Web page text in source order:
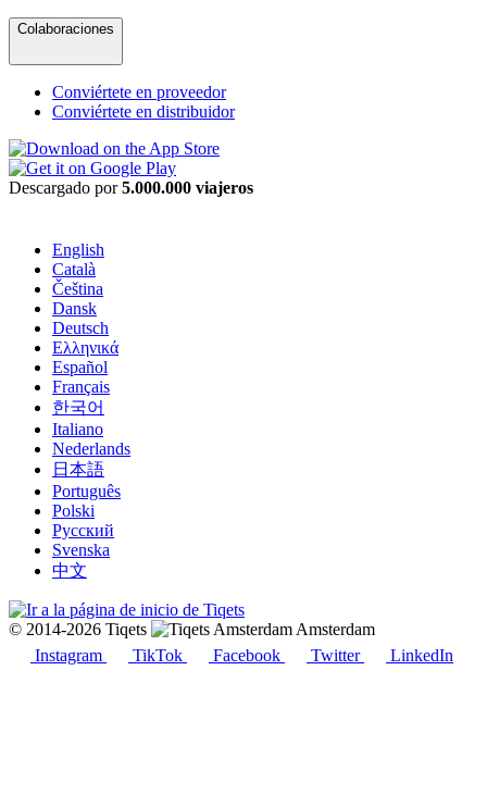
Colaboraciones
Conviértete en proveedor
Conviértete en distribuidor
Descargado por5.000.000 viajeros
English
Català
Čeština
Dansk
Deutsch
Ελληνικά
Español
Français
한국어
Italiano
Nederlands
日本語
Português
Polski
Русский
Svenska
中文
© 2014-2026 Tiqets
Amsterdam
Instagram
TikTok Facebook Twitter LinkedIn